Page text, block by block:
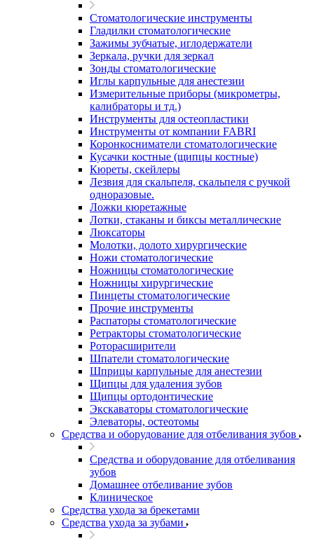
Стоматологические инструменты
Гладилки стоматологические
Зажимы зубчатые, иглодержатели
Зеркала, ручки для зеркал
Зонды стоматологические
Иглы карпульные для анестезии
Измерительные приборы (микрометры,
калибраторы и тд.)
Инструменты для остеопластики
Инструменты от компании FABRI
Коронкосниматели стоматологические
Кусачки костные (щипцы костные)
Кюреты, скейлеры
Лезвия для скальпеля, скальпеля с ручкой
одноразовые.
Ложки кюретажные
Лотки, стаканы и биксы металлические
Люксаторы
Молотки, долото хирургические
Ножи стоматологические
Ножницы стоматологические
Ножницы хирургические
Пинцеты стоматологические
Прочие инструменты
Распаторы стоматологические
Ретракторы стоматологические
Роторасширители
Шпатели стоматологические
Шприцы карпульные для анестезии
Щипцы для удаления зубов
Щипцы ортодонтические
Экскаваторы стоматологические
Элеваторы, остеотомы
Средства и оборудование для отбеливания зубов
Средства и оборудование для отбеливания
зубов
Домашнее отбеливание зубов
Клиническое
Средства ухода за брекетами
Средства ухода за зубами